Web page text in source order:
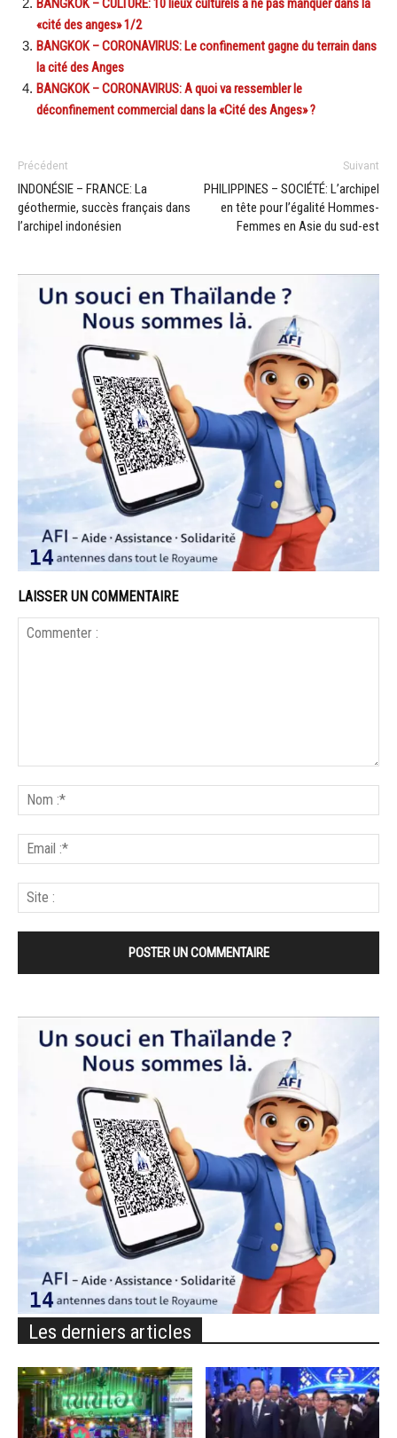
BANGKOK – CULTURE: 10 lieux culturels à ne pas manquer dans la
«cité des anges» 1/2
BANGKOK – CORONAVIRUS: Le confinement gagne du terrain dans
la cité des Anges
BANGKOK – CORONAVIRUS: A quoi va ressembler le
déconfinement commercial dans la «Cité des Anges» ?
Précédent
INDONÉSIE – FRANCE: La
géothermie, succès français dans
l’archipel indonésien
Suivant
PHILIPPINES – SOCIÉTÉ: L’archipel
en tête pour l’égalité Hommes-
Femmes en Asie du sud-est
LAISSER UN COMMENTAIRE
Les derniers articles